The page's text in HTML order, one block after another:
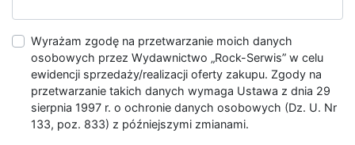
Wyrażam zgodę na przetwarzanie moich danych
osobowych przez Wydawnictwo „Rock-Serwis” w celu
ewidencji sprzedaży/realizacji oferty zakupu. Zgody na
przetwarzanie takich danych wymaga Ustawa z dnia 29
sierpnia 1997 r. o ochronie danych osobowych (Dz. U. Nr
133, poz. 833) z późniejszymi zmianami.